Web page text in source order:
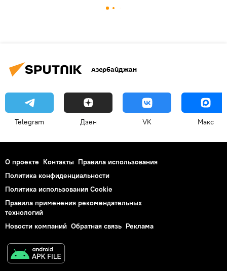
Азербайджан
Telegram Дзен VK Макс
О проекте Контакты Правила использования
Политика конфиденциальности
Политика использования Cookie
Правила применения рекомендательных
технологий
Новости компаний Обратная связь Реклама